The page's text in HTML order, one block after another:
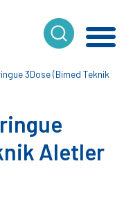
3Dose (Bimed Teknik
Aletler